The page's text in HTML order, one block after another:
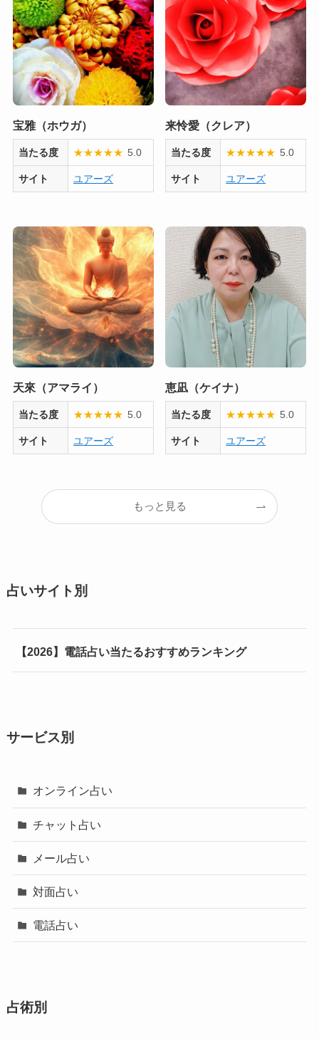
宝雅（ホウガ）
当たる度 ★★★★★ 5.0
サイト ユアーズ
来怜愛（クレア）
当たる度 ★★★★★ 5.0
サイト ユアーズ
天來（アマライ）
当たる度 ★★★★★ 5.0
サイト ユアーズ
恵凪（ケイナ）
当たる度 ★★★★★ 5.0
サイト ユアーズ
もっと見る
占いサイト別
【2026】電話占い当たるおすすめランキング
サービス別
オンライン占い
チャット占い
メール占い
対面占い
電話占い
占術別